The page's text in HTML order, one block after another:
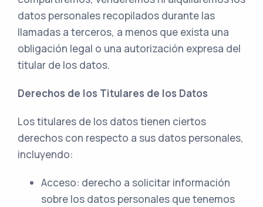
datos personales recopilados durante las
llamadas a terceros, a menos que exista una
obligación legal o una autorización expresa del
titular de los datos.
Derechos de los Titulares de los Datos
Los titulares de los datos tienen ciertos
derechos con respecto a sus datos personales,
incluyendo:
Acceso: derecho a solicitar información
sobre los datos personales que tenemos